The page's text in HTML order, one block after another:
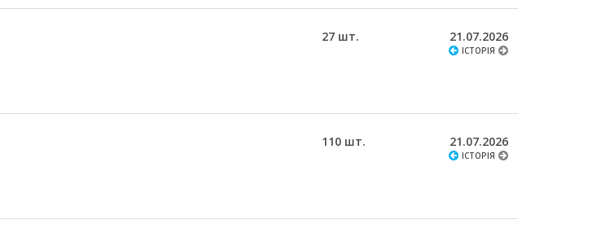
27 шт. 21.07.2026
ІСТОРІЯ
110 шт. 21.07.2026
ІСТОРІЯ